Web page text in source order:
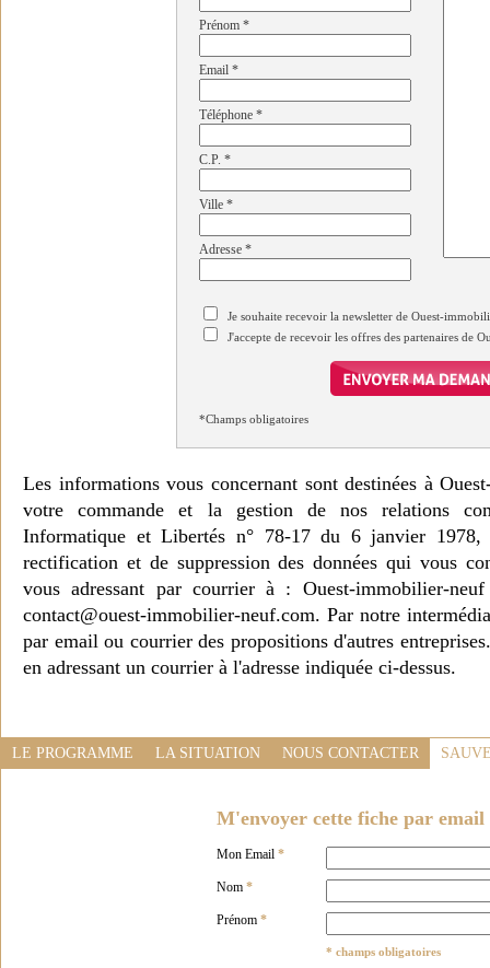
Prénom *
Email *
Téléphone *
C.P. *
Ville *
Adresse *
Je souhaite recevoir la newsletter de Ouest-
J'accepte de recevoir les offres des partenaires de
*Champs obligatoires
Les informations vous concernant sont destinées à
votre commande et la gestion de nos relations
Informatique et Libertés n° 78-17 du 6 janvier 1978,
rectification et de suppression des données qui vous
vous adressant par courrier à : Ouest-immobilier-
contact@ouest-immobilier-neuf.com. Par notre
par email ou courrier des propositions d'autres
en adressant un courrier à l'adresse indiquée ci-dessus.
LE PROGRAMME LA SITUATION NOUS CONTACTER
M'envoyer cette fiche par email
Mon Email *
Nom *
Prénom *
* champs obligatoires